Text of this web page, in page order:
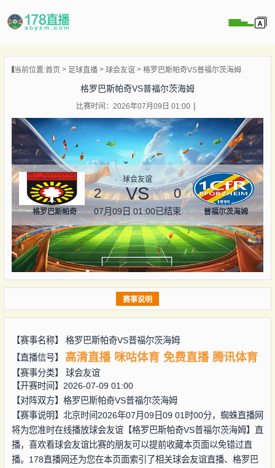
当前位置:首页 足球直播 球会友谊 格罗巴斯帕奇VS普福尔茨海姆
格罗巴斯帕奇VS普福尔茨海姆
比赛时间：2026年07月09日 01:00
格罗巴斯帕奇
球会友谊
2 VS 0
07月09日 01:00已结束 普福尔茨海姆
赛事说明
【赛事名称】 格罗巴斯帕奇VS普福尔茨海姆
【直播信号】
高清直播 咪咕体育 免费直播 腾讯体育
【赛事分类】 球会友谊
【开赛时间】2026-07-09 01:00
【对阵双方】 格罗巴斯帕奇VS普福尔茨海姆
【赛事说明】北京时间2026年07月09日09 01时00分，蜘蛛直播网
将为您准时在线播放球会友谊【格罗巴斯帕奇VS普福尔茨海姆】直
播，喜欢看球会友谊比赛的朋友可以提前收藏本页面以免错过直
播。178直播网还为您在本页面索引了相关球会友谊直播、格罗巴